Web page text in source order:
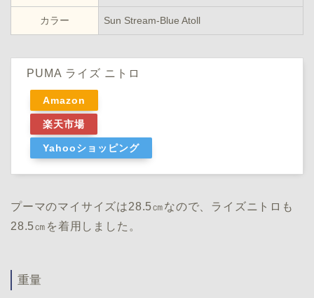
カラー Sun Stream-Blue Atoll
PUMA ライズ ニトロ
Amazon
楽天市場
Yahooショッピング
プーマのマイサイズは28.5㎝なので、ライズニトロも
28.5㎝を着用しました。
重量